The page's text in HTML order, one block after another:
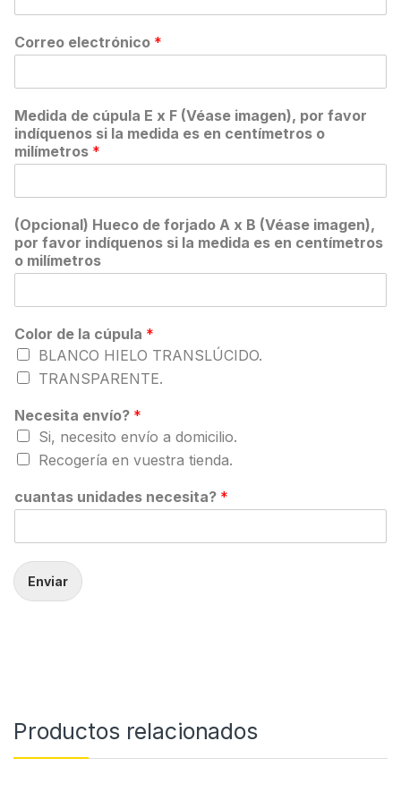
Correo electrónico *
Medida de cúpula E x F (Véase imagen), por favor
indíquenos si la medida es en centímetros o
milímetros *
(Opcional) Hueco de forjado A x B (Véase imagen),
por favor indíquenos si la medida es en centímetros
o milímetros
Color de la cúpula *
BLANCO HIELO TRANSLÚCIDO.
TRANSPARENTE.
Necesita envío? *
Si, necesito envío a domicilio.
Recogería en vuestra tienda.
cuantas unidades necesita? *
Enviar
Productos relacionados